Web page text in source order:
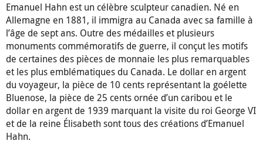
Emanuel Hahn est un célèbre sculpteur canadien. Né en
Allemagne en 1881, il immigra au Canada avec sa famille à
l’âge de sept ans. Outre des médailles et plusieurs
monuments commémoratifs de guerre, il conçut les motifs
de certaines des pièces de monnaie les plus remarquables
et les plus emblématiques du Canada. Le dollar en argent
du voyageur, la pièce de 10 cents représentant la goélette
Bluenose, la pièce de 25 cents ornée d’un caribou et le
dollar en argent de 1939 marquant la visite du roi George VI
et de la reine Élisabeth sont tous des créations d’Emanuel
Hahn.